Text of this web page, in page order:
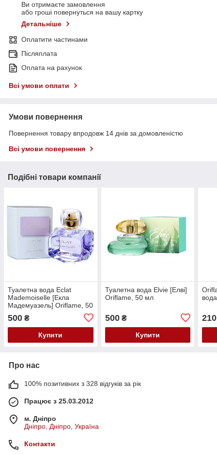
Ви отримаєте замовлення
або гроші повернуться на вашу картку
Детальніше
Оплатити частинами
Післяплата
Оплата на рахунок
Всі умови оплати
Умови повернення
Повернення товару впродовж 14 днів за домовленістю
Всі умови повернення
Подібні товари компанії
Туалетна вода Eclat
Mademoiselle [Екла
Мадемуазель] Oriflame, 50
500 ₴
Купити
Туалетна вода Elvie [Елві]
Oriflame, 50 мл
500₴
Купити
210
Про нас
100% позитивних з 328 відгуків за рік
Працює з 25.03.2012
м. Дніпро
Дніпро, Дніпро, Україна
Контакти